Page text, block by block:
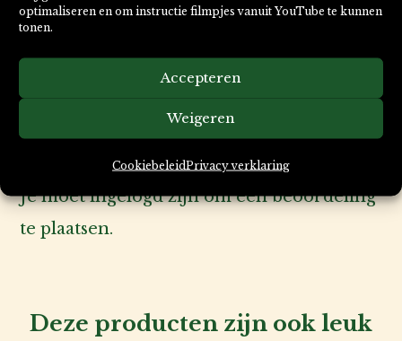
optimaliseren en om instructie filmpjes vanuit YouTube te kunnen
tonen.
Accepteren
Weigeren
CookiebeleidPrivacy verklaring
Beoordelingen
Er zijn nog geen beoordelingen.
Wees de eerste om “P-Pad onderleggers
60x60cm. 40 stuks” te beoordelen
Je moetingelogd zijnom een beoordeling
te plaatsen.
Deze producten zijn ook leuk